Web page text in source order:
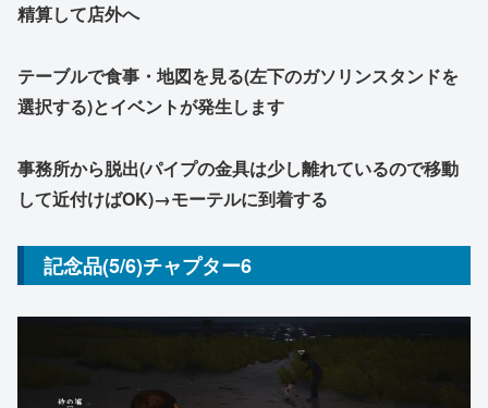
精算して店外へ
テーブルで食事・地図を見る(左下のガソリンスタンドを
選択する)とイベントが発生します
事務所から脱出(パイプの金具は少し離れているので移動
して近付けばOK)→モーテルに到着する
記念品(5/6)チャプター6